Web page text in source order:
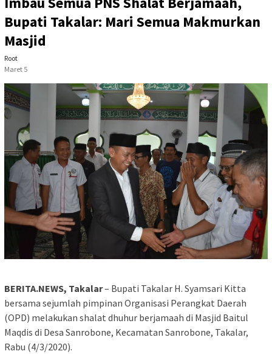
Bupati Takalar: Mari Semua Makmurkan
Masjid
Root
Maret 5
BERITA.NEWS, Takalar– Bupati Takalar H. Syamsari Kitta
bersama sejumlah pimpinan Organisasi Perangkat Daerah
(OPD) melakukan shalat dhuhur berjamaah di Masjid Baitul
Maqdis di Desa Sanrobone, Kecamatan Sanrobone, Takalar,
Rabu (4/3/2020).